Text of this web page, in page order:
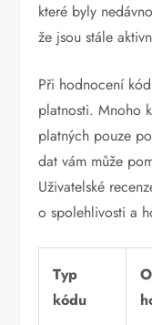
které byly
že jsou stále
Při hodnocení
platnosti. Mnoho
platných pouze
dat vám může
Uživatelské
o spolehlivosti a
Typ
kódu